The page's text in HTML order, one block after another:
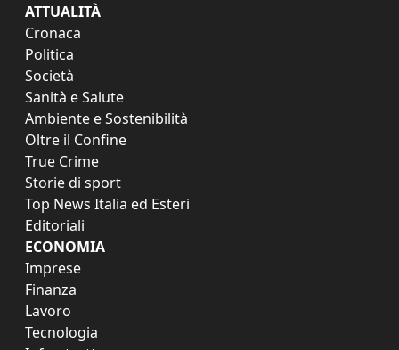
ATTUALITÀ
Cronaca
Politica
Società
Sanità e Salute
Ambiente e Sostenibilità
Oltre il Confine
True Crime
Storie di sport
Top News Italia ed Esteri
Editoriali
ECONOMIA
Imprese
Finanza
Lavoro
Tecnologia